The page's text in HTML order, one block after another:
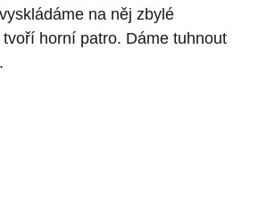
na něj zbylé
tvoří horní patro. Dáme tuhnout